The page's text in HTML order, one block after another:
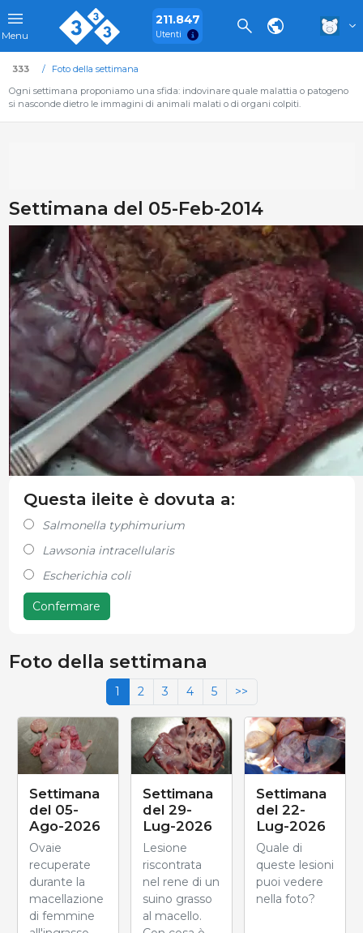
Menu
211.847
Utenti
333
Foto della settimana
Ogni settimana proponiamo una sfida: indovinare quale malattia o patogeno
si nasconde dietro le immagini di animali malati o di organi colpiti.
Settimana del 05-Feb-2014
Questa ileite è dovuta a:
Salmonella typhimurium
Lawsonia intracellularis
Escherichia coli
Confermare
Foto della settimana
1 2 3 4 5 >>
Settimana
del 05-
Ago-2026
Ovaie
recuperate
durante la
macellazione
di femmine
Settimana
del 29-
Lug-2026
Lesione
riscontrata
nel rene di un
suino grasso
al macello.
Settimana
del 22-
Lug-2026
Quale di
queste lesioni
puoi vedere
nella foto?